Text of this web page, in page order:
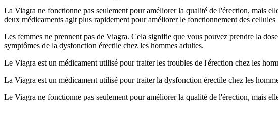
La Viagra ne fonctionne pas seulement pour améliorer la qualité de l'érection, mais
deux médicaments agit plus rapidement pour améliorer le fonctionnement des
Les femmes ne prennent pas de Viagra. Cela signifie que vous pouvez prendre la
symptômes de la dysfonction érectile chez les hommes adultes.
Le Viagra est un médicament utilisé pour traiter les troubles de l'érection chez les
La Viagra est un médicament utilisé pour traiter la dysfonction érectile chez les
Le Viagra ne fonctionne pas seulement pour améliorer la qualité de l'érection, mais